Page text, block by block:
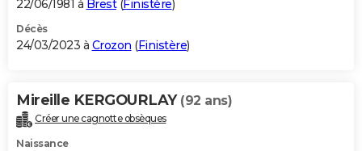
22/06/1981 à Brest(Finistère)
Décès
24/03/2023 à Crozon (Finistère)
Mireille KERGOURLAY (92 ans)
Créer une cagnotte obsèques
Naissance